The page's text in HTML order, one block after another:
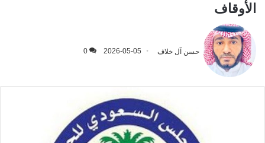
الأوقاف
حسن آل خلاف 2026-05-05
0